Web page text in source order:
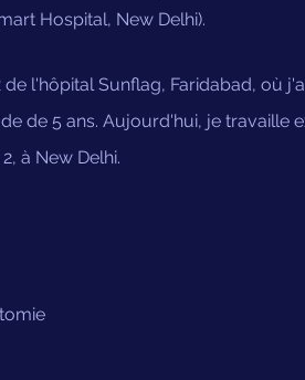
Hospital, New Delhi).
l'hôpital Sunflag, Faridabad, où
de 5 ans. Aujourd'hui, je travaille
à New Delhi.